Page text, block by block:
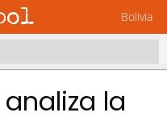
Bolivia
la